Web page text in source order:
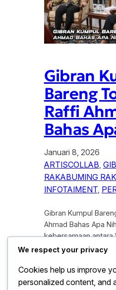
Gibran
Bareng
Raffi
Bahas
Januari 8, 2026
ARTISCOLLAB,
RAKABUMING
INFOTAIMENT,
Gibran Kumpul
Ahmad Bahas Apa
kebersamaan antara
terpilih, Gibran
Indonesia, Tompi
baru-baru ini
We respect your privacy
Cookies help us improve
personalized content, and